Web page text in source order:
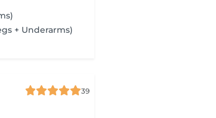
+ Underarms)
39